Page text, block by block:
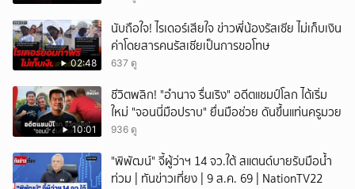
02:48
นับถือใจ! ไรเดอร์เสียใจ ข่าวพี่น้องรัสเซีย ไม่เก็บเงิน
ค่าโดยสารคนรัสเซียเป็นการขอโทษ
637 ดู
10:01
ชีวิตพลิก! "อำนาจ รื่นเริง" อดีตแชมป์โลก ได้เริ่ม
ใหม่ "จอนนี่มือปราบ" ยื่นมือช่วย ดันขึ้นแท่นครูมวย
936 ดู
"พิพัฒน์" จี้ผู้ว่าฯ 14 จว.ใต้ สแตนด์บายรับมือน้ำ
ท่วม | ทันข่าวเที่ยง | 9 ส.ค. 69 | NationTV22